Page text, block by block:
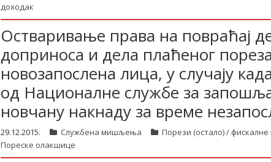
доходак
Остваривање права на повраћај
доприноса и дела плаћеног
новозапослена лица, у случају
од Националне службе за
новчану накнаду за време
29.12.2015. Службена мишљења Порези (остало) / фискалне
Пореске олакшице